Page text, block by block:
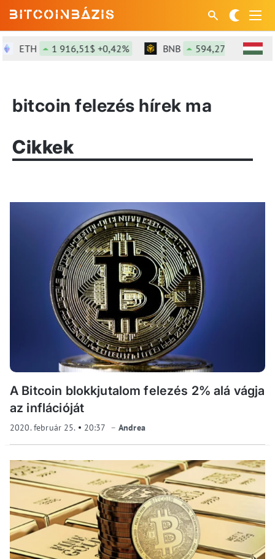
ETH 1 916,51$ +0,42% BNB 594,27$ +1,14%
bitcoin felezés hírek ma
Cikkek
A Bitcoin blokkjutalom felezés 2% alá vágja
az inflációját
2020. február 25. 20:37 Andrea